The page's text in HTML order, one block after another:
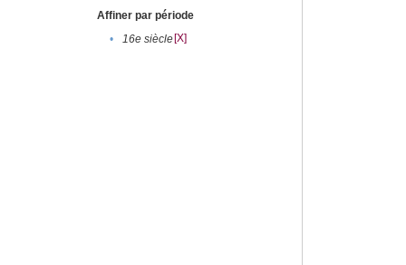
Affiner par période
•
16e siècle[X]